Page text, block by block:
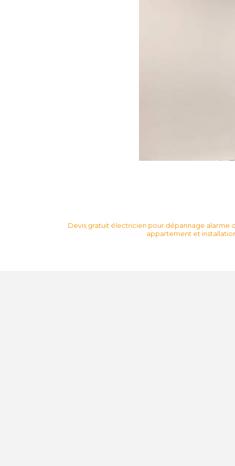
Devis gratuit électricien pour dépannage alarme
appartement et